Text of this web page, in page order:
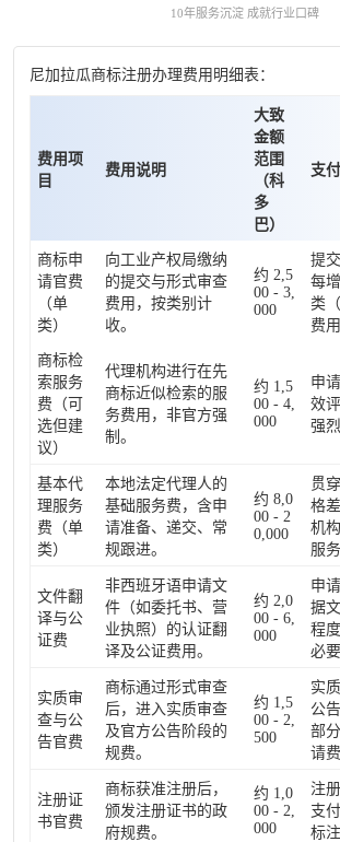
10年服务沉淀 成就行业口碑
尼加拉瓜商标注册办理费用明细表：
费用项
目
费用说明
大致
金额
范围
（科
多
巴）
支
商标申
请官费
（单
类）
向工业产权局缴纳
的提交与形式审查
费用，按类别计
收。
约 2,5
00 - 3,
000
提
每
类
费
商标检
索服务
费（可
选但建
议）
代理机构进行在先
商标近似检索的服
务费用，非官方强
制。
约 1,5
00 - 4,
000
申
效
强
基本代
理服务
费（单
类）
本地法定代理人的
基础服务费，含申
请准备、递交、常
规跟进。
约 8,0
00 - 2
0,000
贯
格
机
服
文件翻
译与公
证费
非西班牙语申请文
件（如委托书、营
业执照）的认证翻
译及公证费用。
约 2,0
00 - 6,
000
申
据
程
必
实质审
查与公
告官费
商标通过形式审查
后，进入实质审查
及官方公告阶段的
规费。
约 1,5
00 - 2,
500
实
公
部
请费
注册证
书官费
商标获准注册后，
颁发注册证书的政
府规费。
约 1,0
00 - 2,
000
注
支
标